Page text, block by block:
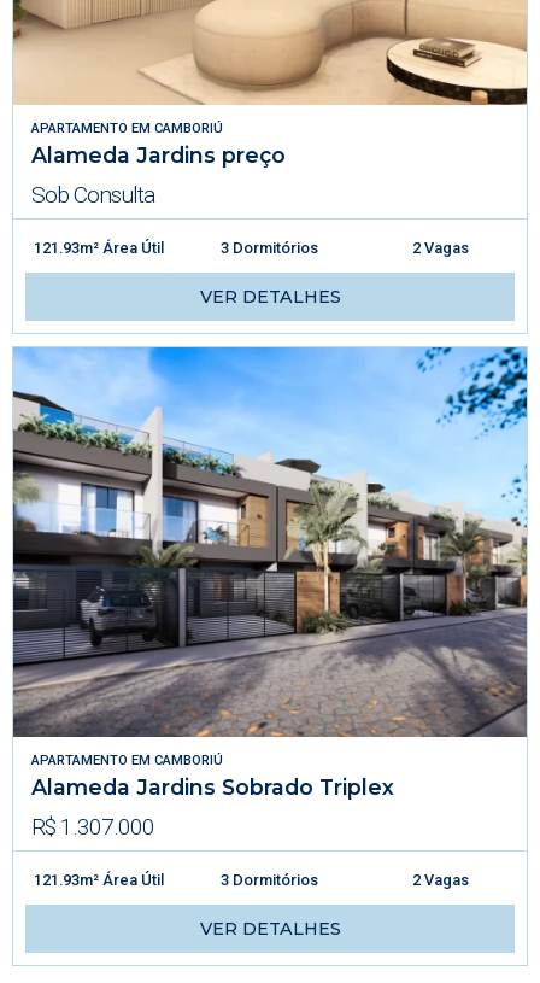
APARTAMENTO EM CAMBORIÚ
Alameda Jardins preço
Sob Consulta
121.93m² Área Útil 3 Dormitórios 2 Vagas
VER DETALHES
APARTAMENTO EM CAMBORIÚ
Alameda Jardins Sobrado Triplex
R$ 1.307.000
121.93m² Área Útil 3 Dormitórios 2 Vagas
VER DETALHES